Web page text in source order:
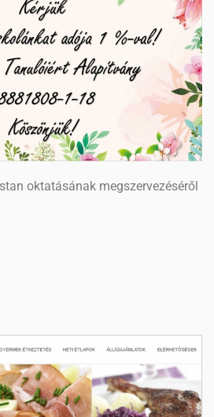
oktatásának megszervezéséről